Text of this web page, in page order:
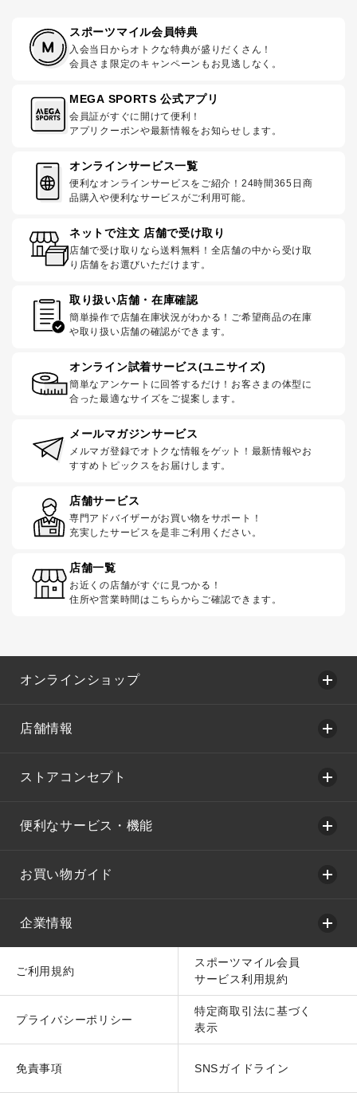
スポーツマイル会員特典
入会当日からオトクな特典が盛りだくさん！
会員さま限定のキャンペーンもお見逃しなく。
MEGA SPORTS 公式アプリ
会員証がすぐに開けて便利！
アプリクーポンや最新情報をお知らせします。
オンラインサービス一覧
便利なオンラインサービスをご紹介！24時間365日商
品購入や便利なサービスがご利用可能。
ネットで注文 店舗で受け取り
店舗で受け取りなら送料無料！全店舗の中から受け取
り店舗をお選びいただけます。
取り扱い店舗・在庫確認
簡単操作で店舗在庫状況がわかる！ご希望商品の在庫
や取り扱い店舗の確認ができます。
オンライン試着サービス(ユニサイズ)
簡単なアンケートに回答するだけ！お客さまの体型に
合った最適なサイズをご提案します。
メールマガジンサービス
メルマガ登録でオトクな情報をゲット！最新情報やお
すすめトピックスをお届けします。
店舗サービス
専門アドバイザーがお買い物をサポート！
充実したサービスを是非ご利用ください。
店舗一覧
お近くの店舗がすぐに見つかる！
住所や営業時間はこちらからご確認できます。
オンラインショップ
店舗情報
ストアコンセプト
便利なサービス・機能
お買い物ガイド
企業情報
ご利用規約
スポーツマイル会員
サービス利用規約
プライバシーポリシー
特定商取引法に基づく
表示
免責事項 SNSガイドライン